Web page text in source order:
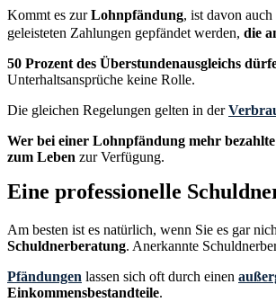
Kommt es zurLohnpfändung, ist davon auch
geleisteten Zahlungen gepfändet werden, die
50 Prozent des Überstundenausgleichs
Unterhaltsansprüche keine Rolle.
Die gleichen Regelungen gelten in der
Wer bei einer Lohnpfändung mehr
zum Leben zur Verfügung.
Eine professionelle
Am besten ist es natürlich, wenn Sie es gar
Schuldnerberatung. Anerkannte
Pfändungen lassen sich oft durch einen
Einkommensbestandteile.